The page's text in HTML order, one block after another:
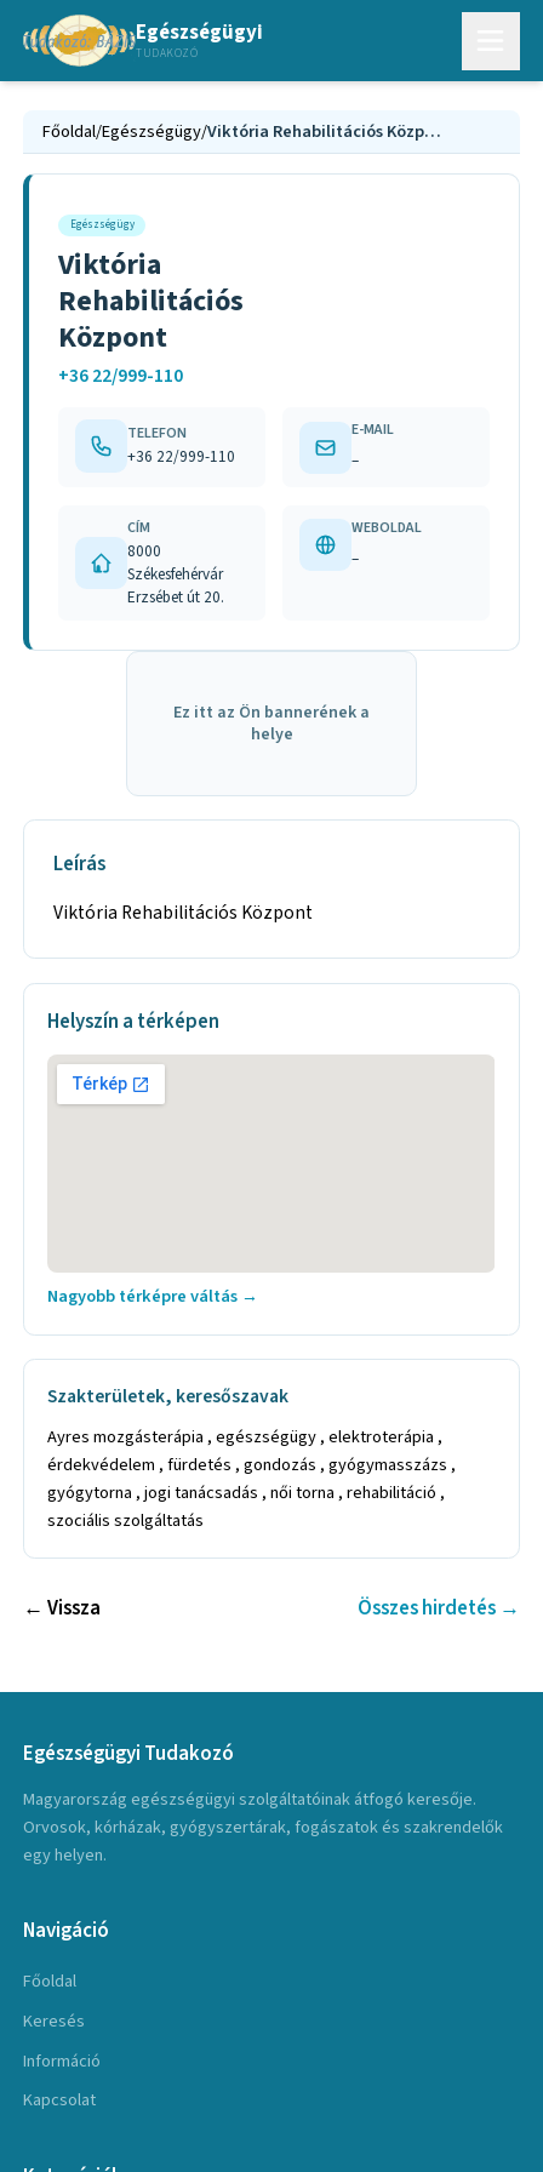
Egészségügyi
TUDAKOZÓ
Főoldal/Egészségügy/ Viktória Rehabilitációs Központ
Egészségügy
Viktória
Rehabilitációs
Központ
+36 22/999-110
TELEFON
+36 22/999-110
E-MAIL
–
CÍM
8000
Székesfehérvár
Erzsébet út 20.
WEBOLDAL
–
Ez itt az Ön bannerének a
helye
Leírás
Viktória Rehabilitációs Központ
Helyszín a térképen
Nagyobb térképre váltás →
Szakterületek, keresőszavak
Ayres mozgásterápia , egészségügy , elektroterápia ,
érdekvédelem , fürdetés , gondozás , gyógymasszázs ,
gyógytorna , jogi tanácsadás , női torna , rehabilitáció ,
szociális szolgáltatás
← Vissza Összes hirdetés →
Egészségügyi Tudakozó
Magyarország egészségügyi szolgáltatóinak átfogó keresője.
Orvosok, kórházak, gyógyszertárak, fogászatok és szakrendelők
egy helyen.
Navigáció
Főoldal
Keresés
Információ
Kapcsolat